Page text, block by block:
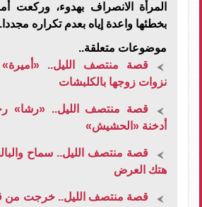
المرأة الانصراف بهدوء، وركعت
بخطئها واعدة إياه بعدم تكراره مجددا.
موضوعات متعلقة..
قصة منتصف الليل..
نزوات زوجها بالكلبشات
قصة منتصف الليل.. «رشا»
أدخنة «الحشيش»
قصة منتصف الليل.. سماح
هتك العرض
قصة منتصف الليل.. خرجت من